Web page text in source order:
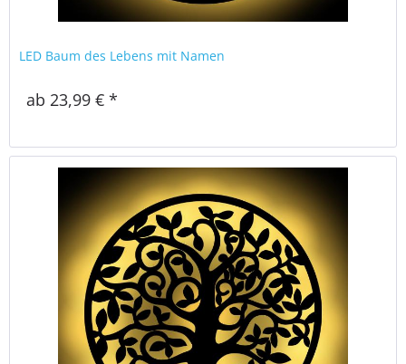
LED Baum des Lebens mit Namen
ab 23,99 € *